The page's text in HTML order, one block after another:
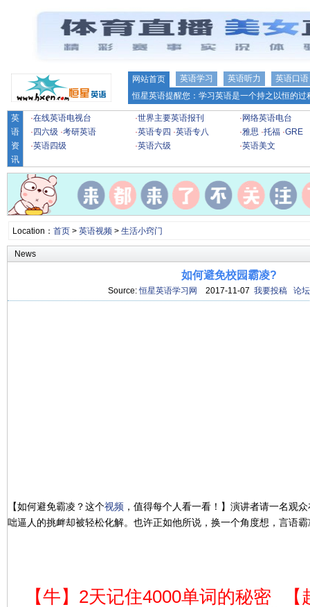
网站首页 英语学习 英语听力
英语口语
恒星英语提醒您：学习英语是一个持之以恒的
英
语
资
讯
·在线英语电视台 ·世界主要英语报刊 · 网络英语电台
· 四六级 ·考研英语 ·英语专四 ·英语专八 ·雅思 ·托福 ·GRE
·英语四级 ·英语六级 ·英语美文
Location： 首页> 英语视频> 生活小窍门
News
如何避免校园霸凌?
Source:恒星英语学习网 2017-11-07 我要投稿 论坛
【如何避免霸凌？这个视频 ，值得每个人看一看！】演讲者请一名观
咄逼人的挑衅却被轻松化解。也许正如他所说，换一个角度想，言语
【牛】2天记住4000单词的秘密